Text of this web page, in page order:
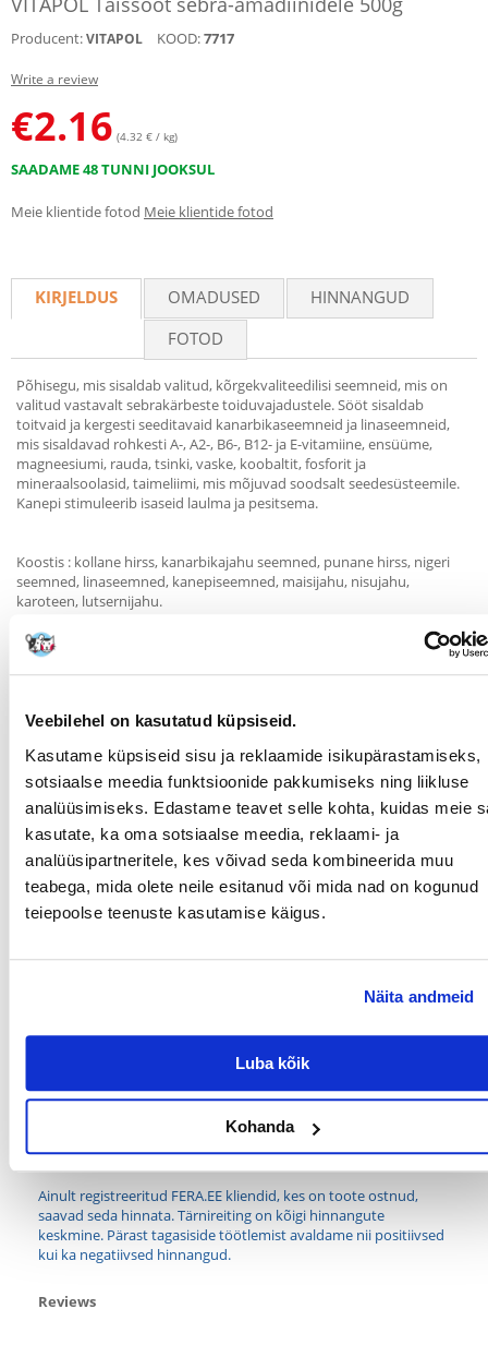
Veebilehel on kasutatud küpsiseid.
Kasutame küpsiseid sisu ja reklaamide isikupärastamiseks,
sotsiaalse meedia funktsioonide pakkumiseks ning liikluse
analüüsimiseks. Edastame teavet selle kohta, kuidas meie
kasutate, ka oma sotsiaalse meedia, reklaami- ja
analüüsipartneritele, kes võivad seda kombineerida muu
teabega, mida olete neile esitanud või mida nad on kogunud
teiepoolse teenuste kasutamise käigus.
Näita andmeid
Luba kõik
Kohanda
Producent:VITAPOL KOOD:7717
Write a review
€2.16 (4.32 € / kg)
SAADAME 48 TUNNI JOOKSUL
Meie klientide fotod Meie klientide fotod
KIRJELDUS OMADUSED
HINNANGUD
FOTOD
Põhisegu, mis sisaldab valitud, kõrgekvaliteedilisi seemneid, mis on
valitud vastavalt sebrakärbeste toiduvajadustele. Sööt sisaldab
toitvaid ja kergesti seeditavaid kanarbikaseemneid ja linaseemneid,
mis sisaldavad rohkesti A-, A2-, B6-, B12- ja E-vitamiine, ensüüme,
magneesiumi, rauda, tsinki, vaske, koobaltit, fosforit ja
mineraalsoolasid, taimeliimi, mis mõjuvad soodsalt seedesüsteemile.
Kanepi stimuleerib isaseid laulma ja pesitsema.
Koostis : kollane hirss, kanarbikajahu seemned, punane hirss, nigeri
seemned, linaseemned, kanepiseemned, maisijahu, nisujahu,
karoteen, lutsernijahu.
Analüütiliste komponentide sisu
toorvalgu % (min) : 15
toorkiudude % (max) : 12
niiskus % (max) : 12
Parameetrid
PAKENDI KAAL (KG): 0.5
TÄIENDAV KASU
TERVISELE:
Vitamiinid
Otstarve
LEMMIKLOOMA
Millised on toote hindamise reeglid?
Ainult registreeritud FERA.EE kliendid, kes on toote ostnud,
saavad seda hinnata. Tärnireiting on kõigi hinnangute
keskmine. Pärast tagasiside töötlemist avaldame nii positiivsed
kui ka negatiivsed hinnangud.
Reviews